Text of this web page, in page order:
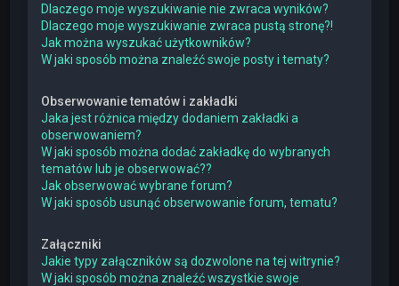
Dlaczego moje wyszukiwanie nie zwraca wyników?
Dlaczego moje wyszukiwanie zwraca pustą stronę?!
Jak można wyszukać użytkowników?
W jaki sposób można znaleźć swoje posty i tematy?
Obserwowanie tematów i zakładki
Jaka jest różnica między dodaniem zakładki a
obserwowaniem?
W jaki sposób można dodać zakładkę do wybranych
tematów lub je obserwować??
Jak obserwować wybrane forum?
W jaki sposób usunąć obserwowanie forum, tematu?
Załączniki
Jakie typy załączników są dozwolone na tej witrynie?
W jaki sposób można znaleźć wszystkie swoje